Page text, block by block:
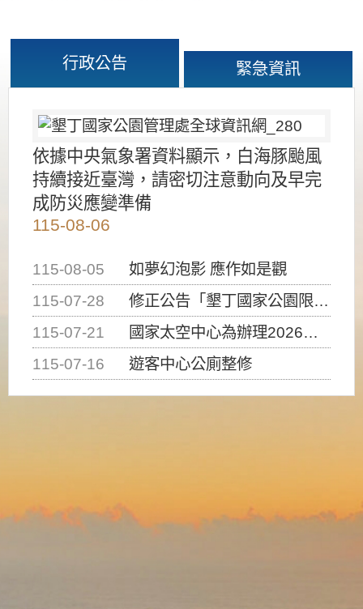
行政公告 緊急資訊
依據中央氣象署資料顯示，白海豚颱風
持續接近臺灣，請密切注意動向及早完
成防災應變準備
115-08-06
115-08-05
如夢幻泡影 應作如是觀
115-07-28
修正公告「墾丁國家公園限制水域遊憩活動之種類、範圍、時間及行為」，自即日生效。
115-07-21
國家太空中心為辦理2026台灣盃火箭競賽，陸、海、空域警戒及協調相關事宜，因颱風備案事宜
115-07-16
遊客中心公廁整修